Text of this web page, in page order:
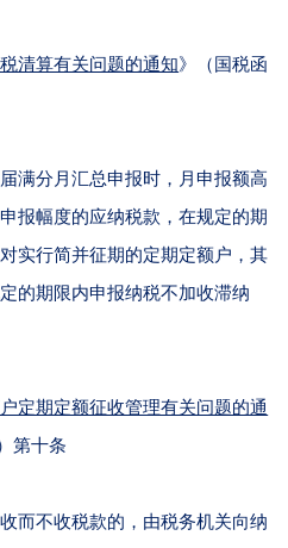
清算有关问题的通知》（国税函
满分月汇总申报时，月申报额高
报幅度的应纳税款，在规定的期
实行简并征期的定期定额户，其
的期限内申报纳税不加收滞纳
定期定额征收管理有关问题的通
第十条
而不收税款的，由税务机关向纳